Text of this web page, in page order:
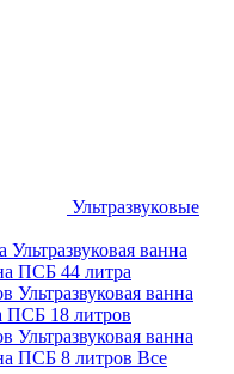
Ультразвуковые
Ультразвуковая ванна
ПСБ 44 литра
Ультразвуковая ванна
ПСБ 18 литров
Ультразвуковая ванна
ПСБ 8 литров Все